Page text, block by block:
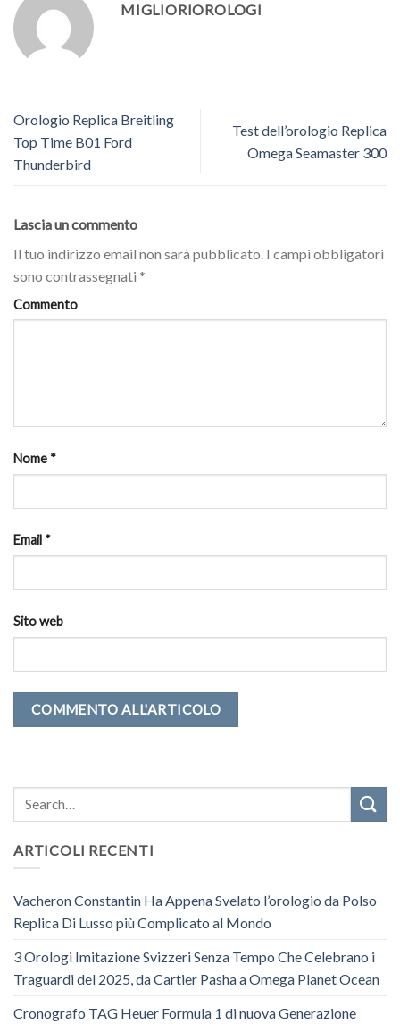
MIGLIORIOROLOGI
Orologio Replica Breitling
Top Time B01 Ford
Thunderbird
Test dell’orologio Replica
Omega Seamaster 300
Lascia un commento
Il tuo indirizzo email non sarà pubblicato. I campi obbligatori
sono contrassegnati *
Commento
Nome *
Email *
Sito web
ARTICOLI RECENTI
Vacheron Constantin Ha Appena Svelato l’orologio da Polso
Replica Di Lusso più Complicato al Mondo
3 Orologi Imitazione Svizzeri Senza Tempo Che Celebrano i
Traguardi del 2025, da Cartier Pasha a Omega Planet Ocean
Cronografo TAG Heuer Formula 1 di nuova Generazione